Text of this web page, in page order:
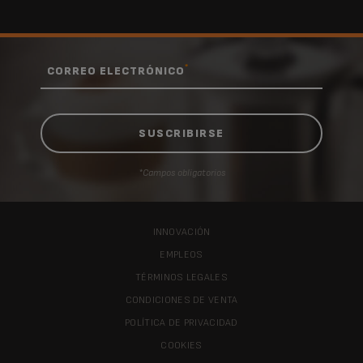
CORREO ELECTRÓNICO*
*Campos obligatorios
INNOVACIÓN
EMPLEOS
TÉRMINOS LEGALES
CONDICIONES DE VENTA
POLÍTICA DE PRIVACIDAD
COOKIES